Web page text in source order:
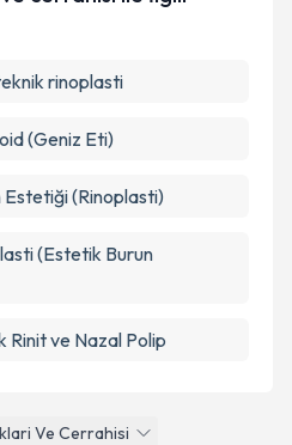
Ve Cerrahisi
rinoplasti
(Geniz Eti)
(Rinoplasti)
(Estetik Burun
ve Nazal Polip